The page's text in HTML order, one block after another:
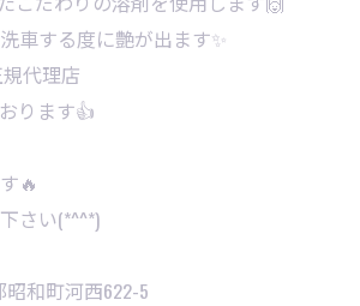
車する度に艶が出ます✨
代理店
ります👍
🔥
さい(*^^*)⁡
和町河西622-5